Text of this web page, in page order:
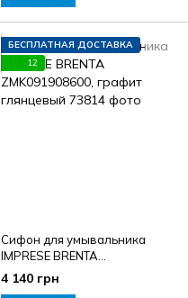
БЕСПЛАТНАЯ ДОСТАВКА
12
Сифон для умывальника
IMPRESE BRENTA
ZMK091908600, графит
глянцевый
4 140 грн